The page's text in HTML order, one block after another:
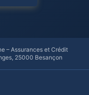
– Assurances et Crédit
25000 Besançon